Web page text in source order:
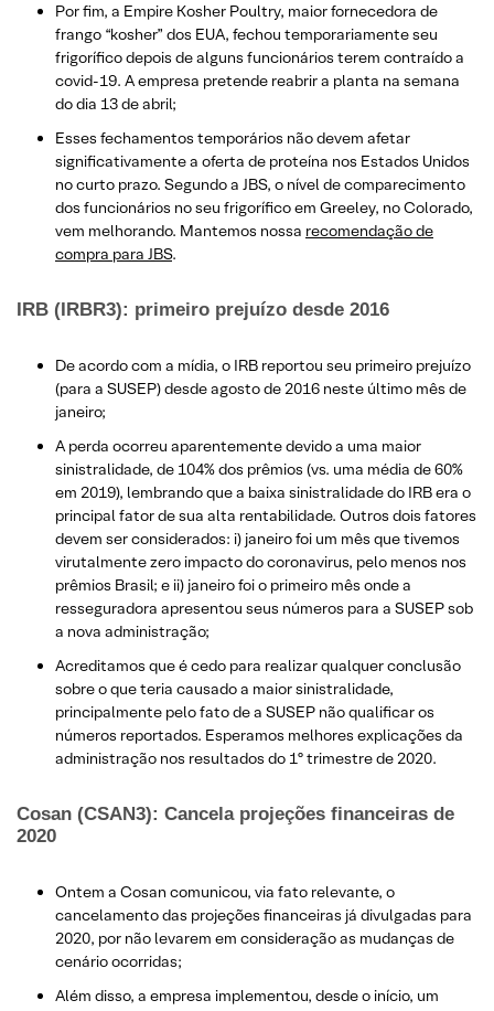
Por fim, a Empire Kosher Poultry, maior fornecedora de
frango “kosher” dos EUA, fechou temporariamente seu
frigorífico depois de alguns funcionários terem contraído a
covid-19. A empresa pretende reabrir a planta na semana
do dia 13 de abril;
Esses fechamentos temporários não devem afetar
significativamente a oferta de proteína nos Estados Unidos
no curto prazo. Segundo a JBS, o nível de comparecimento
dos funcionários no seu frigorífico em Greeley, no Colorado,
vem melhorando. Mantemos nossa recomendação de
compra para JBS.
IRB (IRBR3): primeiro prejuízo desde 2016
De acordo com a mídia, o IRB reportou seu primeiro prejuízo
(para a SUSEP) desde agosto de 2016 neste último mês de
janeiro;
A perda ocorreu aparentemente devido a uma maior
sinistralidade, de 104% dos prêmios (vs. uma média de 60%
em 2019), lembrando que a baixa sinistralidade do IRB era o
principal fator de sua alta rentabilidade. Outros dois fatores
devem ser considerados: i) janeiro foi um mês que tivemos
virutalmente zero impacto do coronavirus, pelo menos nos
prêmios Brasil; e ii) janeiro foi o primeiro mês onde a
resseguradora apresentou seus números para a SUSEP sob
a nova administração;
Acreditamos que é cedo para realizar qualquer conclusão
sobre o que teria causado a maior sinistralidade,
principalmente pelo fato de a SUSEP não qualificar os
números reportados. Esperamos melhores explicações da
administração nos resultados do 1º trimestre de 2020.
Cosan (CSAN3): Cancela projeções financeiras de
2020
Ontem a Cosan comunicou, via fato relevante, o
cancelamento das projeções financeiras já divulgadas para
2020, por não levarem em consideração as mudanças de
cenário ocorridas;
Além disso, a empresa implementou, desde o início, um